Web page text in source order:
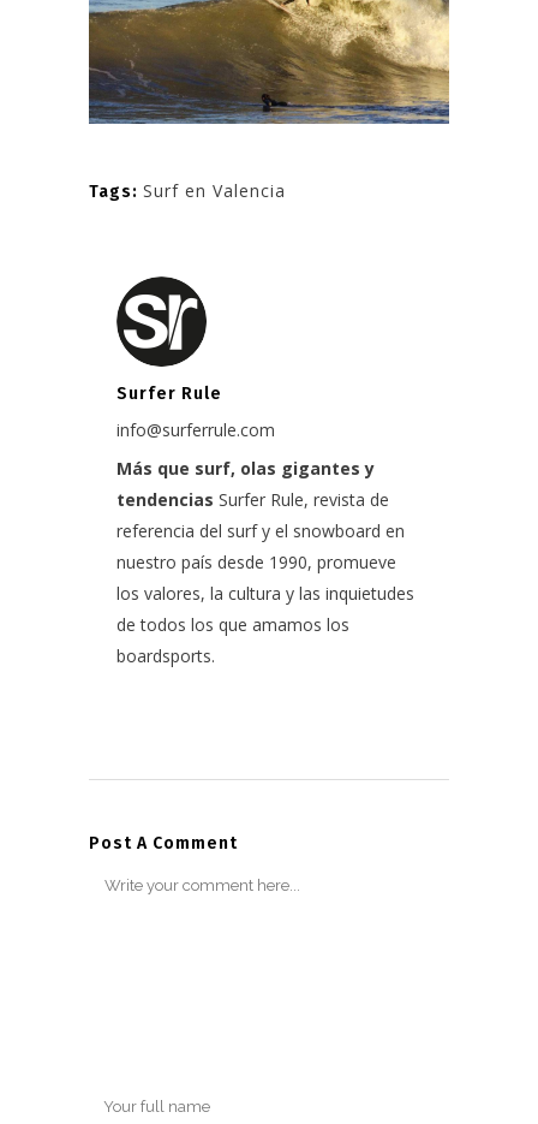
Tags: Surf en Valencia
Surfer Rule
info@surferrule.com
Más que surf, olas gigantes y
tendencias Surfer Rule, revista de
referencia del surf y el snowboard en
nuestro país desde 1990, promueve
los valores, la cultura y las inquietudes
de todos los que amamos los
boardsports.
Post A Comment